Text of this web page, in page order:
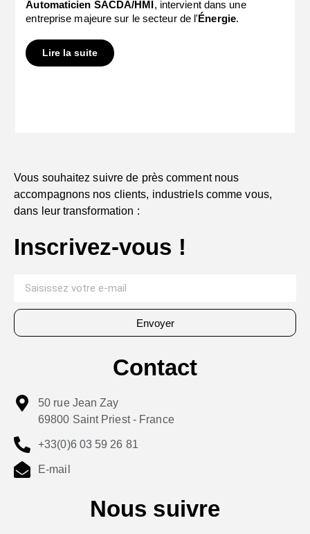
Automaticien SACDA/HMI, intervient dans une
entreprise majeure sur le secteur de l'Énergie.
Lire la suite
Vous souhaitez suivre de près comment nous
accompagnons nos clients, industriels comme vous,
dans leur transformation :
Inscrivez-vous !
Envoyer
Contact
50 rue Jean Zay
69800 Saint Priest - France
+33(0)6 03 59 26 81
E-mail
Nous suivre